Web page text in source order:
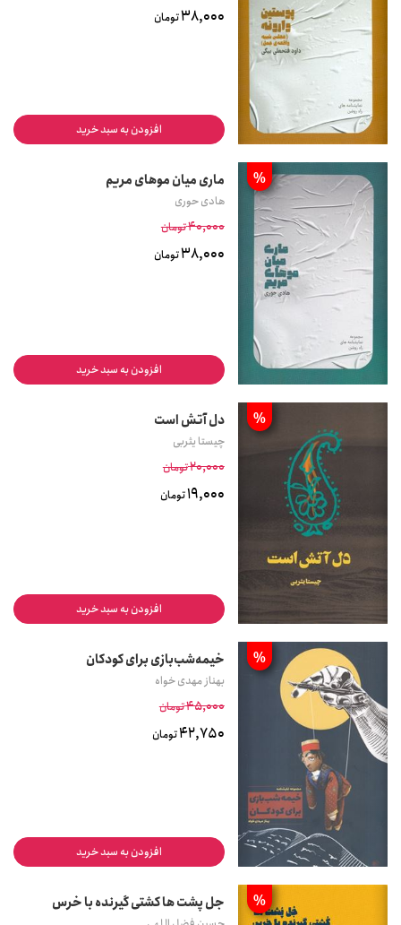
38,000تومان
افزودن به سبد خرید
% ماری میان موهای مریم
هادی حوری
40,000تومان
38,000تومان
افزودن به سبد خرید
% دل آتش است
چیستا یثربی
20,000تومان
19,000تومان
افزودن به سبد خرید
% خیمه‌شب‌بازی برای کودکان
بهناز مهدی خواه
45,000تومان
42,750تومان
افزودن به سبد خرید
% جل پشت ها کشتی گیرنده با خرس